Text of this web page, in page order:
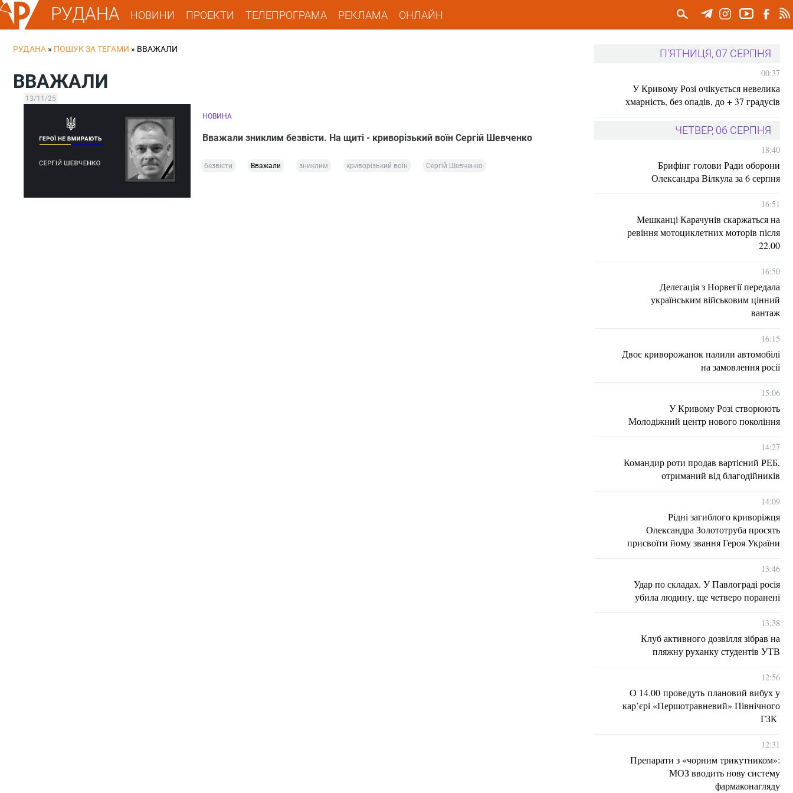
РУДАНА НОВИНИ ПРОЕКТИ ТЕЛЕПРОГРАМА РЕКЛАМА ОНЛАЙН
РУДАНА » ПОШУК ЗА ТЕГАМИ » ВВАЖАЛИ
ВВАЖАЛИ
13/11/25
НОВИНА
Вважали зниклим безвісти. На щиті - криворізький воїн Сергій Шевченко
безвісти Вважали зниклим криворізький воїн Сергій Шевченко
П'ЯТНИЦЯ, 07 СЕРПНЯ
00:37
У Кривому Розі очікується невелика
хмарність, без опадів, до + 37 градусів
ЧЕТВЕР, 06 СЕРПНЯ
18:40
Брифінг голови Ради оборони
Олександра Вілкула за 6 серпня
16:51
Мешканці Карачунів скаржаться на
ревіння мотоциклетних моторів після
22.00
16:50
Делегація з Норвегії передала
українським військовим цінний
вантаж
16:15
Двоє криворожанок палили автомобілі
на замовлення росії
15:06
У Кривому Розі створюють
Молодіжний центр нового покоління
14:27
Командир роти продав вартісний РЕБ,
отриманий від благодійників
14:09
Рідні загиблого криворіжця
Олександра Золототруба просять
присвоїти йому звання Героя України
13:46
Удар по складах. У Павлограді росія
убила людину, ще четверо поранені
13:38
Клуб активного дозвілля зібрав на
пляжну руханку студентів УТВ
12:56
О 14.00 проведуть плановий вибух у
кар’єрі «Першотравневий» Північного
ГЗК
12:31
Препарати з «чорним трикутником»:
МОЗ вводить нову систему
фармаконагляду